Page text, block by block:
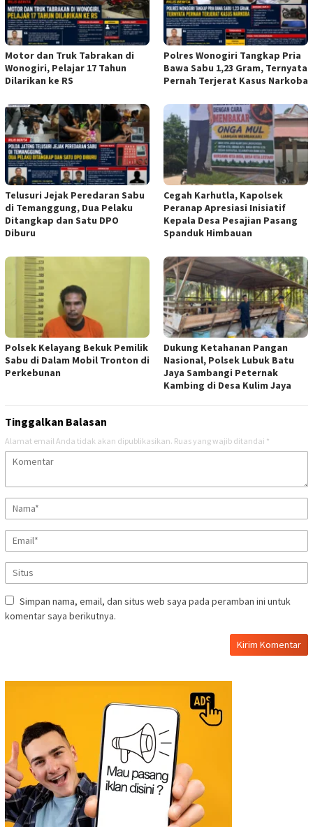
Motor dan Truk Tabrakan di
Wonogiri, Pelajar 17 Tahun
Dilarikan ke RS
Polres Wonogiri Tangkap Pria
Bawa Sabu 1,23 Gram, Ternyata
Pernah Terjerat Kasus Narkoba
Telusuri Jejak Peredaran Sabu
di Temanggung, Dua Pelaku
Ditangkap dan Satu DPO
Diburu
Cegah Karhutla, Kapolsek
Peranap Apresiasi Inisiatif
Kepala Desa Pesajian Pasang
Spanduk Himbauan
Polsek Kelayang Bekuk Pemilik
Sabu di Dalam Mobil Tronton di
Perkebunan
Dukung Ketahanan Pangan
Nasional, Polsek Lubuk Batu
Jaya Sambangi Peternak
Kambing di Desa Kulim Jaya
Tinggalkan Balasan
Alamat email Anda tidak akan dipublikasikan. Ruas yang wajib ditandai *
Simpan nama, email, dan situs web saya pada peramban ini untuk
komentar saya berikutnya.